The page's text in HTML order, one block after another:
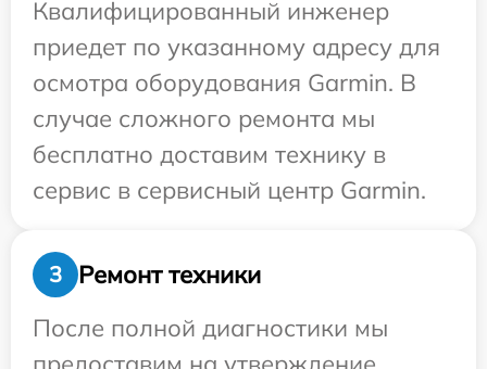
Квалифицированный инженер
приедет по указанному адресу для
осмотра оборудования Garmin. В
случае сложного ремонта мы
бесплатно доставим технику в
сервис в сервисный центр Garmin.
3
Ремонт техники
После полной диагностики мы